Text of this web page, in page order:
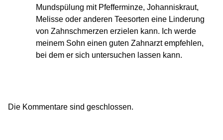
Mundspülung mit Pfefferminze, Johanniskraut,
Melisse oder anderen Teesorten eine Linderung
von Zahnschmerzen erzielen kann. Ich werde
meinem Sohn einen guten Zahnarzt empfehlen,
bei dem er sich untersuchen lassen kann.
Die Kommentare sind geschlossen.